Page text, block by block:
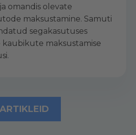
omandis olevate
maksustamine. Samuti
segakasutuses
kaubikute maksustamise
.